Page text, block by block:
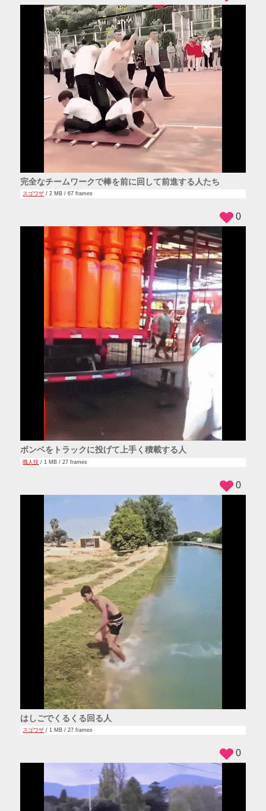
完全なチームワークで棒を前に回して前進する人たち
スゴワザ / 2 MB / 67 frames
ボンベをトラックに投げて上手く積載する人
職人技 / 1 MB / 27 frames
0
はしごでくるくる回る人
スゴワザ / 1 MB / 27 frames
0
0